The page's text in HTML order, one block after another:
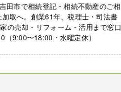
田市で相続登記・相続不動産のご相
取へ。創業61年、税理士・司法書
の売却・リフォーム・活用まで窓口
9:00〜18:00・水曜定休）